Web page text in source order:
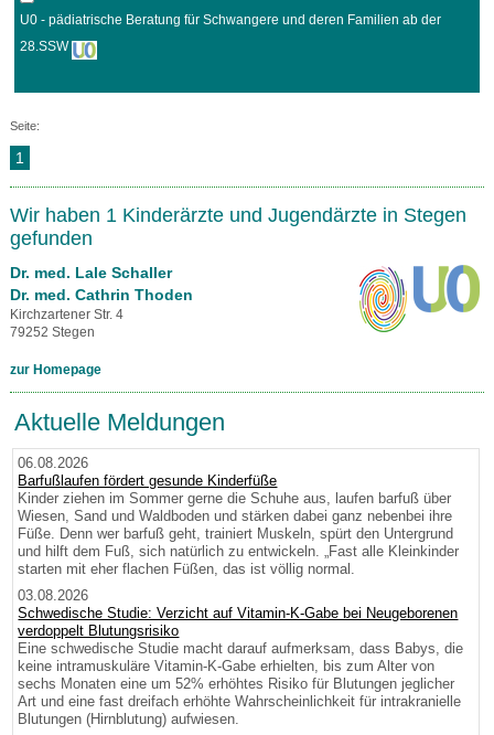
U0 - pädiatrische Beratung für Schwangere und deren Familien ab der
28.SSW
Seite:
1
Wir haben 1 Kinderärzte und Jugendärzte in Stegen
gefunden
Dr. med. Lale Schaller
Dr. med. Cathrin Thoden
Kirchzartener Str. 4
79252 Stegen
zur Homepage
Aktuelle Meldungen
06.08.2026
Barfußlaufen fördert gesunde Kinderfüße
Kinder ziehen im Sommer gerne die Schuhe aus, laufen barfuß über
Wiesen, Sand und Waldboden und stärken dabei ganz nebenbei ihre
Füße. Denn wer barfuß geht, trainiert Muskeln, spürt den Untergrund
und hilft dem Fuß, sich natürlich zu entwickeln. „Fast alle Kleinkinder
starten mit eher flachen Füßen, das ist völlig normal.
03.08.2026
Schwedische Studie: Verzicht auf Vitamin-K-Gabe bei Neugeborenen
verdoppelt Blutungsrisiko
Eine schwedische Studie macht darauf aufmerksam, dass Babys, die
keine intramuskuläre Vitamin-K-Gabe erhielten, bis zum Alter von
sechs Monaten eine um 52% erhöhtes Risiko für Blutungen jeglicher
Art und eine fast dreifach erhöhte Wahrscheinlichkeit für intrakranielle
Blutungen (Hirnblutung) aufwiesen.